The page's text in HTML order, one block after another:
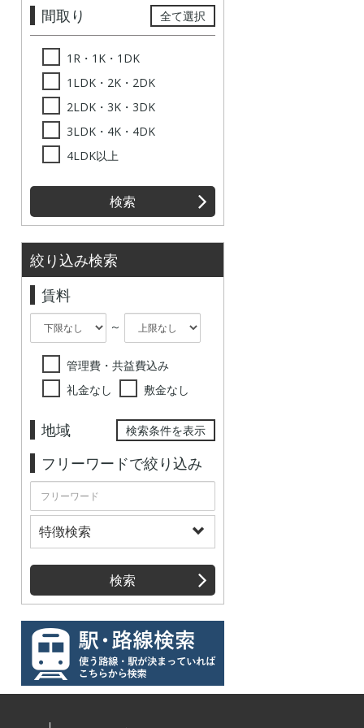
間取り 全て選択
1R・1K・1DK
1LDK・2K・2DK
2LDK・3K・3DK
3LDK・4K・4DK
4LDK以上
検索
絞り込み検索
賃料
～
管理費・共益費込み
礼金なし
敷金なし
地域 検索条件を表示
フリーワードで絞り込み
特徴検索
検索